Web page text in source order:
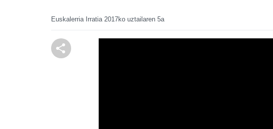
Euskalerria Irratia 2017ko uztailaren 5a